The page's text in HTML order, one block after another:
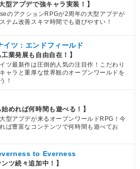
型アプデで強キャラ実装！】
のアクションRPGが2周年の大型アプデが
テム改善スキマ時間でも遊びやすい！
イツ：エンドフィールド
工業発展も自由自在！】
ツ最新作は圧倒的人気の注目作！こだわり
ャラと重厚な世界観のオープンワールドを
！
始めれば何時間も遊べる！】
型アプデが来るオープンワールドRPG！今
ば豊富なコンテンツで何時間も遊べてお
to Everness
ンツ続々追加中！】